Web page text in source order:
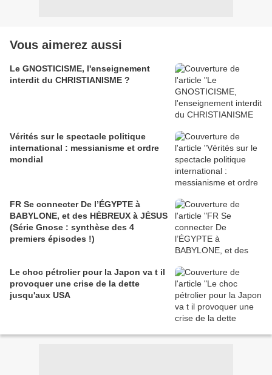
Vous aimerez aussi
Le GNOSTICISME, l'enseignement
interdit du CHRISTIANISME ?
Vérités sur le spectacle politique
international : messianisme et ordre
mondial
FR Se connecter De l’ÉGYPTE à
BABYLONE, et des HÉBREUX à JÉSUS
(Série Gnose : synthèse des 4
premiers épisodes !)
Le choc pétrolier pour la Japon va t il
provoquer une crise de la dette
jusqu'aux USA